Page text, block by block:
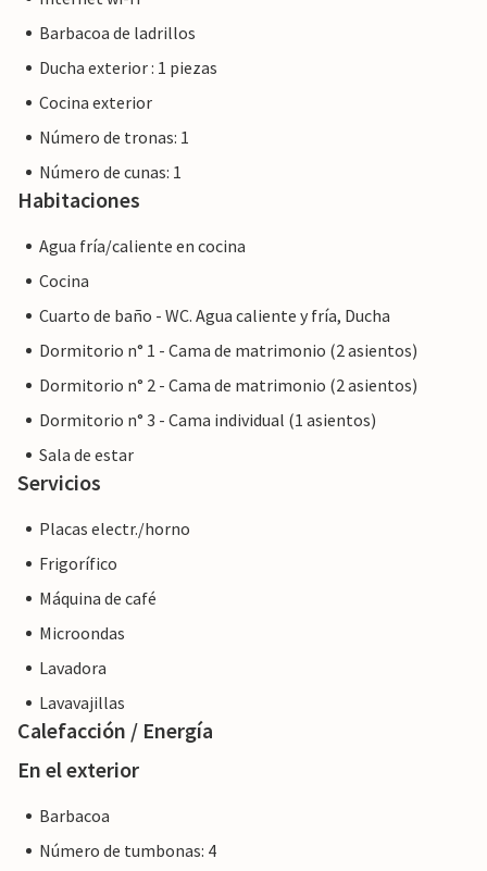
Barbacoa de ladrillos
Ducha exterior : 1 piezas
Cocina exterior
Número de tronas: 1
Número de cunas: 1
Habitaciones
Agua fría/caliente en cocina
Cocina
Cuarto de baño - WC. Agua caliente y fría, Ducha
Dormitorio n° 1 - Cama de matrimonio (2 asientos)
Dormitorio n° 2 - Cama de matrimonio (2 asientos)
Dormitorio n° 3 - Cama individual (1 asientos)
Sala de estar
Servicios
Placas electr./horno
Frigorífico
Máquina de café
Microondas
Lavadora
Lavavajillas
Calefacción / Energía
En el exterior
Barbacoa
Número de tumbonas: 4